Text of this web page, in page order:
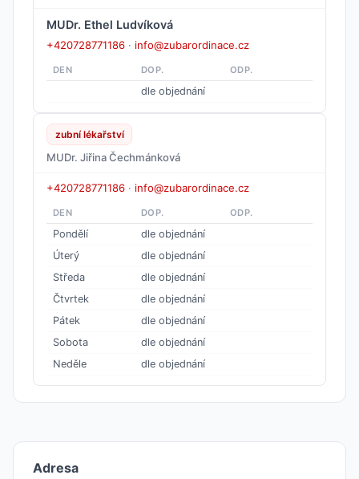
MUDr. Ethel Ludvíková
+420728771186 · info@zubarordinace.cz
DEN DOP. ODP.
dle objednání
zubní lékařství
MUDr. Jiřina Čechmánková
+420728771186 · info@zubarordinace.cz
DEN DOP. ODP.
Pondělí
dle objednání
Úterý
dle objednání
Středa
dle objednání
Čtvrtek
dle objednání
Pátek
dle objednání
Sobota
dle objednání
Neděle
dle objednání
Adresa